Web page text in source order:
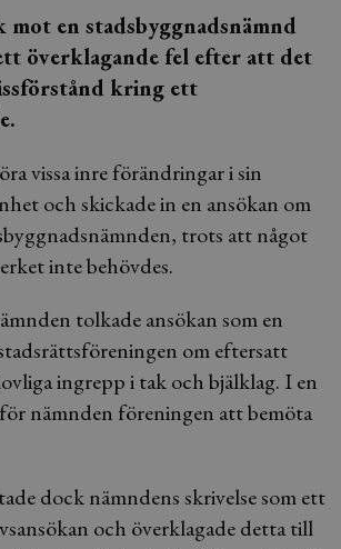
en stadsbyggnadsnämnd
överklagande fel efter att det
kring ett
vissa inre förändringar i sin
och skickade in en ansökan om
trots att något
inte behövdes.
tolkade ansökan som en
om eftersatt
ingrepp i tak och bjälklag. I en
nämnden föreningen att bemöta
dock nämndens skrivelse som ett
och överklagade detta till